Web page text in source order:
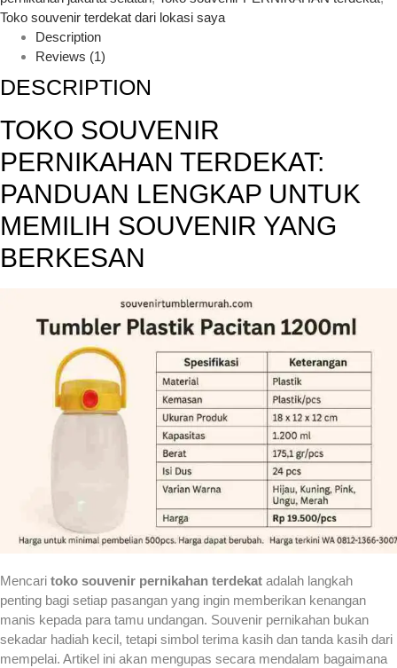
Toko souvenir terdekat dari lokasi saya
Description
Reviews (1)
DESCRIPTION
TOKO SOUVENIR
PERNIKAHAN TERDEKAT:
PANDUAN LENGKAP UNTUK
MEMILIH SOUVENIR YANG
BERKESAN
Mencari toko souvenir pernikahan terdekat adalah langkah
penting bagi setiap pasangan yang ingin memberikan kenangan
manis kepada para tamu undangan. Souvenir pernikahan bukan
sekadar hadiah kecil, tetapi simbol terima kasih dan tanda kasih dari
mempelai. Artikel ini akan mengupas secara mendalam bagaimana